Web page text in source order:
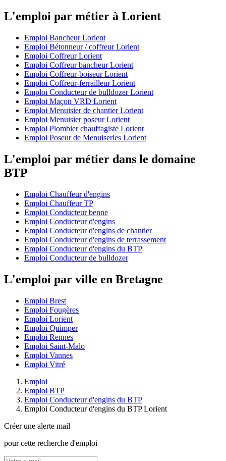
L'emploi par métier à Lorient
Emploi Bancheur Lorient
Emploi Bétonneur / coffreur Lorient
Emploi Coffreur Lorient
Emploi Coffreur bancheur Lorient
Emploi Coffreur-boiseur Lorient
Emploi Coffreur-ferrailleur Lorient
Emploi Conducteur de bulldozer Lorient
Emploi Maçon VRD Lorient
Emploi Menuisier de chantier Lorient
Emploi Menuisier poseur Lorient
Emploi Plombier chauffagiste Lorient
Emploi Poseur de Menuiseries Lorient
L'emploi par métier dans le domaine
BTP
Emploi Chauffeur d'engins
Emploi Chauffeur TP
Emploi Conducteur benne
Emploi Conducteur d'engins
Emploi Conducteur d'engins de chantier
Emploi Conducteur d'engins de terrassement
Emploi Conducteur d'engins du BTP
Emploi Conducteur de bulldozer
L'emploi par ville en Bretagne
Emploi Brest
Emploi Fougères
Emploi Lorient
Emploi Quimper
Emploi Rennes
Emploi Saint-Malo
Emploi Vannes
Emploi Vitré
Emploi
Emploi BTP
Emploi Conducteur d'engins du BTP
Emploi Conducteur d'engins du BTP Lorient
Créer une alerte mail
pour cette recherche d'emploi